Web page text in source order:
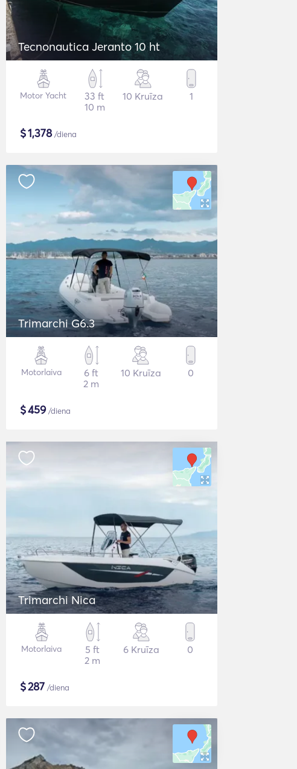
Tecnonautica Jeranto 10 ht
Motor Yacht
33 ft
10 m
10 Kruīza 1
$1,378/diena
Trimarchi G6.3
Motorlaiva
6 ft
2 m
10 Kruīza 0
$459/diena
Trimarchi Nica
Motorlaiva
5 ft
2 m
6 Kruīza 0
$287 /diena